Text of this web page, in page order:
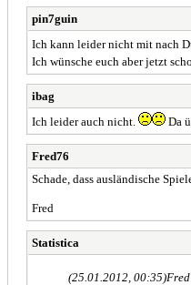
pin7guin
Ich kann leider nicht mit nach
Ich wünsche euch aber jetzt
ibag
Ich leider auch nicht.
Da
Fred76
Schade, dass ausländische
Fred
Statistica
(25.01.2012, 00:35)